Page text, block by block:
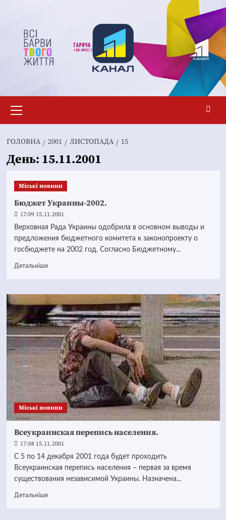
вмісту
меню
ГОЛОВНА 2001 ЛИСТОПАДА 15
День: 15.11.2001
Mіські новини
Бюджет Украины-2002.
17:09 15.11.2001
Верховная Рада Украины одобрила в основном выводы и
предложения бюджетного комитета к законопроекту о
госбюджете на 2002 год. Согласно Бюджетному...
Детальніше
Mіські новини
Всеукраинская перепись населения.
17:08 15.11.2001
С 5 по 14 декабря 2001 года будет проходить
Всеукраинская перепись населения – первая за время
существования независимой Украины. Назначена...
Детальніше